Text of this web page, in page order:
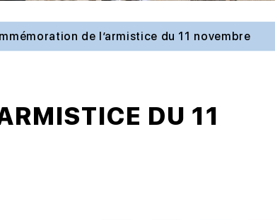
de l’armistice du 11 novembre
DU 11